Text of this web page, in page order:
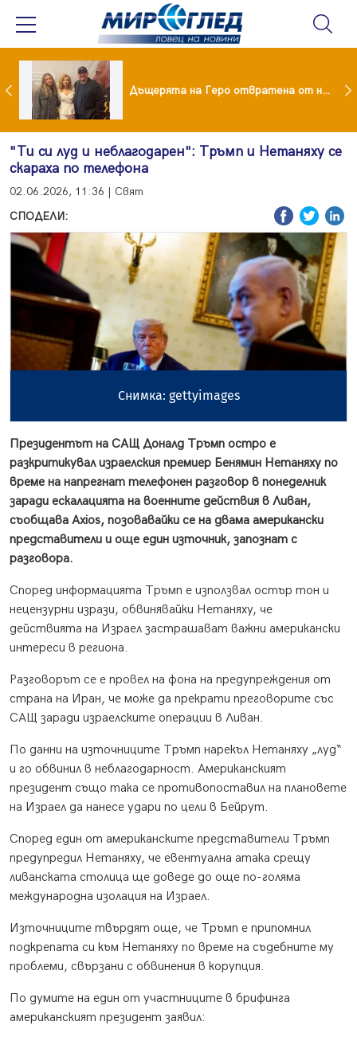
Тодор Батков омъжи дъщеря си Калина! Дъщерята на Геро отвратена от него след развода!
"Ти си луд и неблагодарен": Тръмп и Нетаняху се
скараха по телефона
02.06.2026, 11:36 | Свят
СПОДЕЛИ:
Снимка: gettyimages
Президентът на САЩ Доналд Тръмп остро е
разкритикувал израелския премиер Бенямин Нетаняху по
време на напрегнат телефонен разговор в понеделник
заради ескалацията на военните действия в Ливан,
съобщава Axios, позовавайки се на двама американски
представители и още един източник, запознат с
разговора.
Според информацията Тръмп е използвал остър тон и
нецензурни изрази, обвинявайки Нетаняху, че
действията на Израел застрашават важни американски
интереси в региона.
Разговорът се е провел на фона на предупреждения от
страна на Иран, че може да прекрати преговорите със
САЩ заради израелските операции в Ливан.
По данни на източниците Тръмп нарекъл Нетаняху „луд“
и го обвинил в неблагодарност. Американският
президент също така се противопоставил на плановете
на Израел да нанесе удари по цели в Бейрут.
Според един от американските представители Тръмп
предупредил Нетаняху, че евентуална атака срещу
ливанската столица ще доведе до още по-голяма
международна изолация на Израел.
Източниците твърдят още, че Тръмп е припомнил
подкрепата си към Нетаняху по време на съдебните му
проблеми, свързани с обвинения в корупция.
По думите на един от участниците в брифинга
американският президент заявил: